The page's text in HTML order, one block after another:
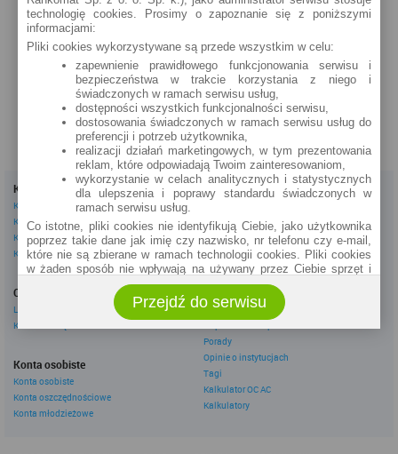
Słupsk
zobacz na mapie »
Kredyty
Kredyty gotówkowe
Kredyty hipoteczne
Kredyty konsolidacyjne
Kredyty na samochód
Oszczędzanie
Lokaty
Konta oszczędnościowe
Konta osobiste
Konta osobiste
Konta oszczędnościowe
Konta młodzieżowe
Dla firm
Konta firmowe
Leasingi
Inne
eBroker Ekstra
Artykuły
Porady
Opinie o instytucjach
Tagi
Kalkulator OC AC
Kalkulatory
technologię cookies. Prosimy o zapoznanie się z poniższymi
informacjami:
Pliki cookies wykorzystywane są przede wszystkim w celu:
zapewnienie prawidłowego funkcjonowania serwisu i
bezpieczeństwa w trakcie korzystania z niego i
świadczonych w ramach serwisu usług,
dostępności wszystkich funkcjonalności serwisu,
dostosowania świadczonych w ramach serwisu usług do
preferencji i potrzeb użytkownika,
realizacji działań marketingowych, w tym prezentowania
reklam, które odpowiadają Twoim zainteresowaniom,
wykorzystanie w celach analitycznych i statystycznych
dla ulepszenia i poprawy standardu świadczonych w
ramach serwisu usług.
Co istotne, pliki cookies nie identyfikują Ciebie, jako użytkownika
poprzez takie dane jak imię czy nazwisko, nr telefonu czy e-mail,
które nie są zbierane w ramach technologii cookies. Pliki cookies
w żaden sposób nie wpływają na używany przez Ciebie sprzęt i
Zakres wykorzystywania plików cookies możliwy jest do
określenia w ustawieniach przeglądarki każdego użytkownika. Bez
wprowadzenia zmian ustawień, informacje w plikach cookies mogą
być zapisywane w pamięci Twojego urządzenia.
Administratorem danych pozyskiwanych w technologii cookies jest
spółka Rankomat.pl Sp. z o.o. (dawniej: Rankomat Sp. z o. o. Sp.
k.) z siedzibą w Warszawie, ul. Wolska 88, 01 - 141 Warszawa.
Możesz jako użytkownik w każdym czasie skontaktować się z
administratorem pod adresem bok@ebroker.pl, jak również wyrazić
Przejdź do serwisu